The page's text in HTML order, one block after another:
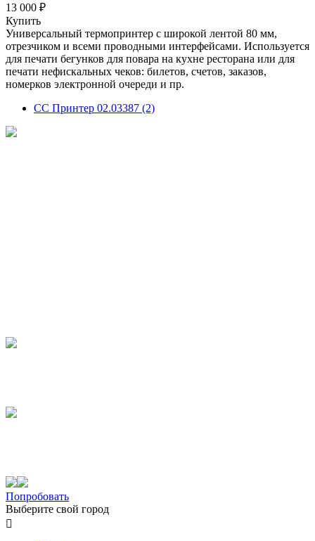
13 000 ₽
Купить
Универсальный термопринтер с широкой лентой 80 мм,
отрезчиком и всеми проводными интерфейсами. Используется
для печати бегунков для повара на кухне ресторана или для
печати нефискальных чеков: билетов, счетов, заказов,
номерков электронной очереди и пр.
СС Принтер 02.03387 (2)
Попробовать
Выберите свой город
